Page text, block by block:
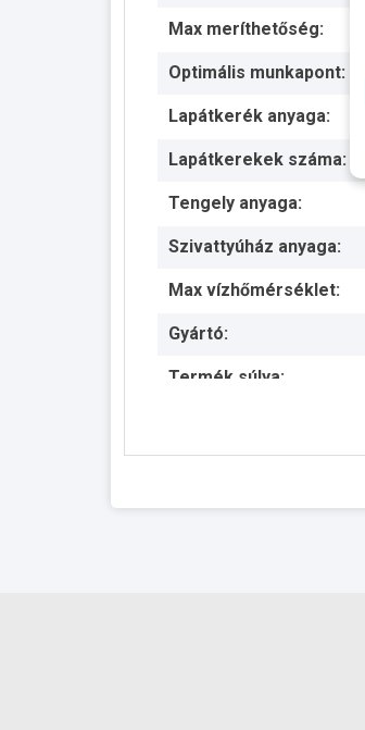
Max meríthetőség:
Optimális munkapont:
Lapátkerék anyaga:
Lapátkerekek száma:
Tengely anyaga:
Szivattyúház anyaga:
Max vízhőmérséklet:
Gyártó:
Termék súlya: